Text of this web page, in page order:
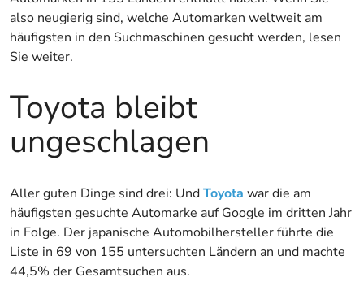
also neugierig sind, welche Automarken weltweit am
häufigsten in den Suchmaschinen gesucht werden, lesen
Sie weiter.
Toyota bleibt
ungeschlagen
Aller guten Dinge sind drei: UndToyota war die am
häufigsten gesuchte Automarke auf Google im dritten Jahr
in Folge. Der japanische Automobilhersteller führte die
Liste in 69 von 155 untersuchten Ländern an und machte
44,5% der Gesamtsuchen aus.